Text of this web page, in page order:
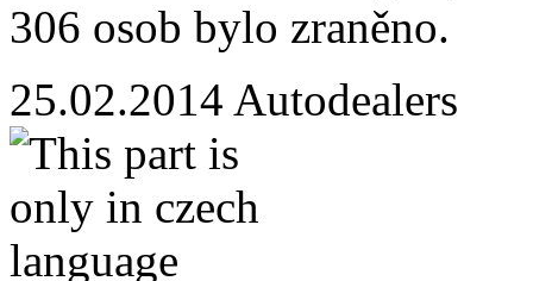
306 osob bylo zraněno.
25.02.2014 Autodealers